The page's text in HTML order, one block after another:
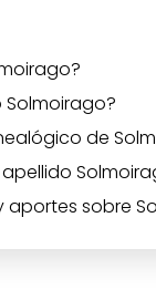
de
sobre